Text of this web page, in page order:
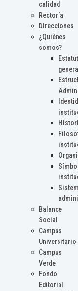
calidad
Rectoría
Direcciones
¿Quiénes
somos?
general
Balance
Social
Campus
Universitario
Campus
Verde
Fondo
Editorial